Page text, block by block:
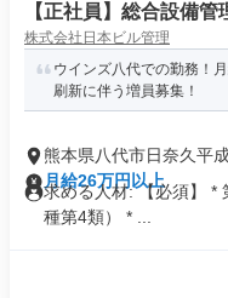
【正社員】総合設備
株式会社日本ビル管理
ウインズ八代での勤務！
刷新に伴う増員募集！
熊本県八代市日奈久平
月給26万円以上
求める人材: 【必須】 *
種第4類） * ...